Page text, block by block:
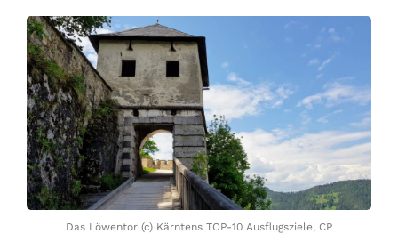
Das Löwentor (c) Kärntens TOP-10 Ausflugsziele, CP